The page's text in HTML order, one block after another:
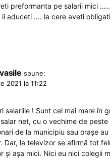
preformanta pe salarii mici
aduceti …. la cere aveti
spune:
2021 la 11:22
salariile ! Sunt cel mai mare în
net, cu o vechime de
de la municipiu sau orașe
Dar, la televizor se afirmă tot
și așa mici. Nici eu nici colegii